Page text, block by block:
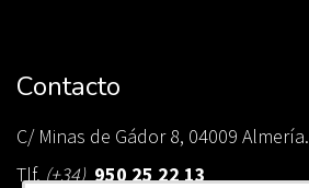
Contacto
C/ Minas de Gádor 8, 04009 Almería.
Tlf.(+34) 950 25 22 13